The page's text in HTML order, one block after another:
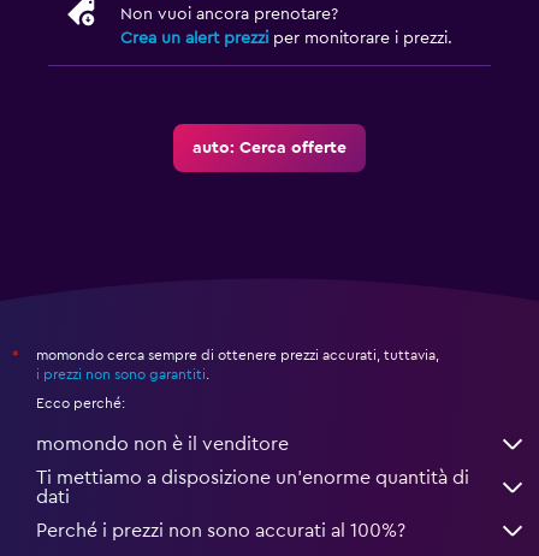
Non vuoi ancora prenotare?
Crea un alert prezzi per monitorare i prezzi.
auto: Cerca offerte
*
momondo cerca sempre di ottenere prezzi accurati, tuttavia,
i prezzi non sono garantiti.
Ecco perché:
momondo non è il venditore
Ti mettiamo a disposizione un’enorme quantità di
dati
Perché i prezzi non sono accurati al 100%?